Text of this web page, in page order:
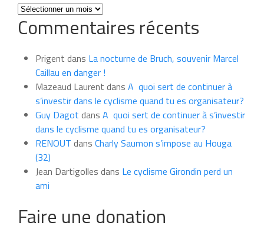
Toutes
les
news
mois
Commentaires récents
Prigent dans La nocturne de Bruch, souvenir Marcel
Caillau en danger !
Mazeaud Laurent dans A quoi sert de continuer à
s’investir dans le cyclisme quand tu es organisateur?
Guy Dagot dans A quoi sert de continuer à s’investir
dans le cyclisme quand tu es organisateur?
RENOUT dans Charly Saumon s’impose au Houga
(32)
Jean Dartigolles dans Le cyclisme Girondin perd un
ami
Faire une donation